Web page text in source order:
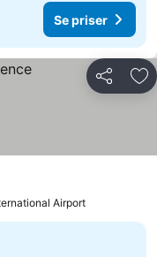
Se priser
Dela
Airport